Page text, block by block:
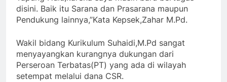
disini. Baik itu Sarana dan Prasarana maupun
Pendukung lainnya,”Kata Kepsek,Zahar M.Pd.
Wakil bidang Kurikulum Suhaidi,M.Pd sangat
menyayangkan kurangnya dukungan dari
Perseroan Terbatas(PT) yang ada di wilayah
setempat melalui dana CSR.